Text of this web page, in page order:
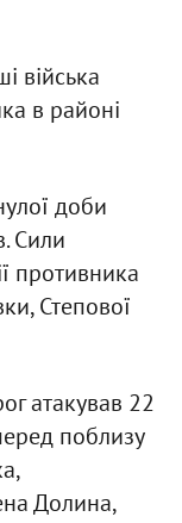
війська
в районі
доби
Сили
противника
Степової
атакував 22
поблизу
Долина,